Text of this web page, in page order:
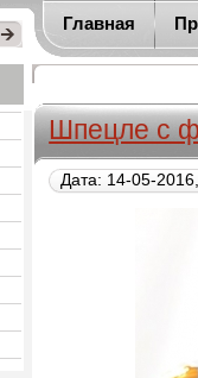
Главная
Шпецле с
Дата: 14-05-